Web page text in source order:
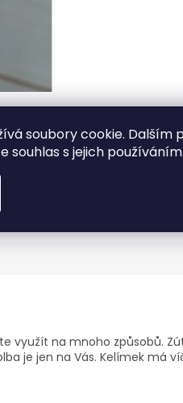
soubory cookie.
souhlas s jejich
využít na mnoho způsobů.
je jen na Vás. Kelímek má